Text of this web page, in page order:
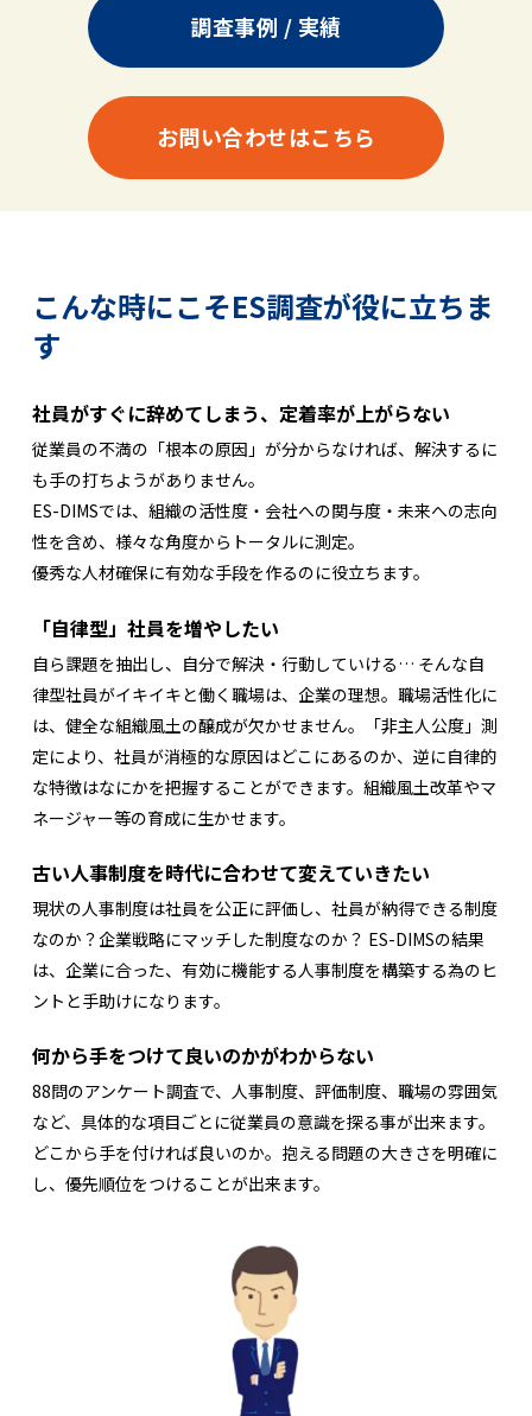
調査事例 / 実績
お問い合わせはこちら
こんな時にこそES調査が役に立ちま
す
社員がすぐに辞めてしまう、定着率が上がらない
従業員の不満の「根本の原因」が分からなければ、解決するに
も手の打ちようがありません。
ES-DIMSでは、組織の活性度・会社への関与度・未来への志向
性を含め、様々な角度からトータルに測定。
優秀な人材確保に有効な手段を作るのに役立ちます。
「自律型」社員を増やしたい
自ら課題を抽出し、自分で解決・行動していける… そんな自
律型社員がイキイキと働く職場は、企業の理想。職場活性化に
は、健全な組織風土の醸成が欠かせません。「非主人公度」測
定により、社員が消極的な原因はどこにあるのか、逆に自律的
な特徴はなにかを把握することができます。組織風土改革やマ
ネージャー等の育成に生かせます。
古い人事制度を時代に合わせて変えていきたい
現状の人事制度は社員を公正に評価し、社員が納得できる制度
なのか？企業戦略にマッチした制度なのか？ ES-DIMSの結果
は、企業に合った、有効に機能する人事制度を構築する為のヒ
ントと手助けになります。
何から手をつけて良いのかがわからない
88問のアンケート調査で、人事制度、評価制度、職場の雰囲気
など、具体的な項目ごとに従業員の意識を探る事が出来ます。
どこから手を付ければ良いのか。抱える問題の大きさを明確に
し、優先順位をつけることが出来ます。